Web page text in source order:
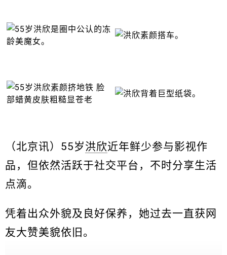
（北京讯）55岁洪欣近年鲜少参与影视作
品，但依然活跃于社交平台，不时分享生活
点滴。
凭着出众外貌及良好保养，她过去一直获网
友大赞美貌依旧。